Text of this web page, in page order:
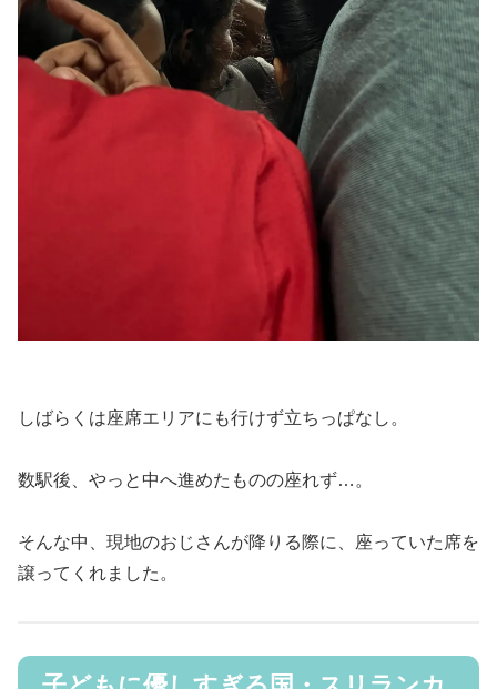
しばらくは座席エリアにも行けず立ちっぱなし。
数駅後、やっと中へ進めたものの座れず…。
そんな中、現地のおじさんが降りる際に、座っていた席を
譲ってくれました。